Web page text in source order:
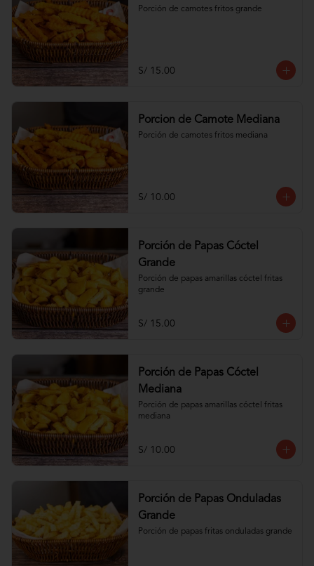
Porción de camotes fritos grande
S/ 15.00
Porcion de Camote Mediana
Porción de camotes fritos mediana
S/ 10.00
Porción de Papas Cóctel
Grande
Porción de papas amarillas cóctel fritas
grande
S/ 15.00
Porción de Papas Cóctel
Mediana
Porción de papas amarillas cóctel fritas
mediana
S/ 10.00
Porción de Papas Onduladas
Grande
Porción de papas fritas onduladas grande